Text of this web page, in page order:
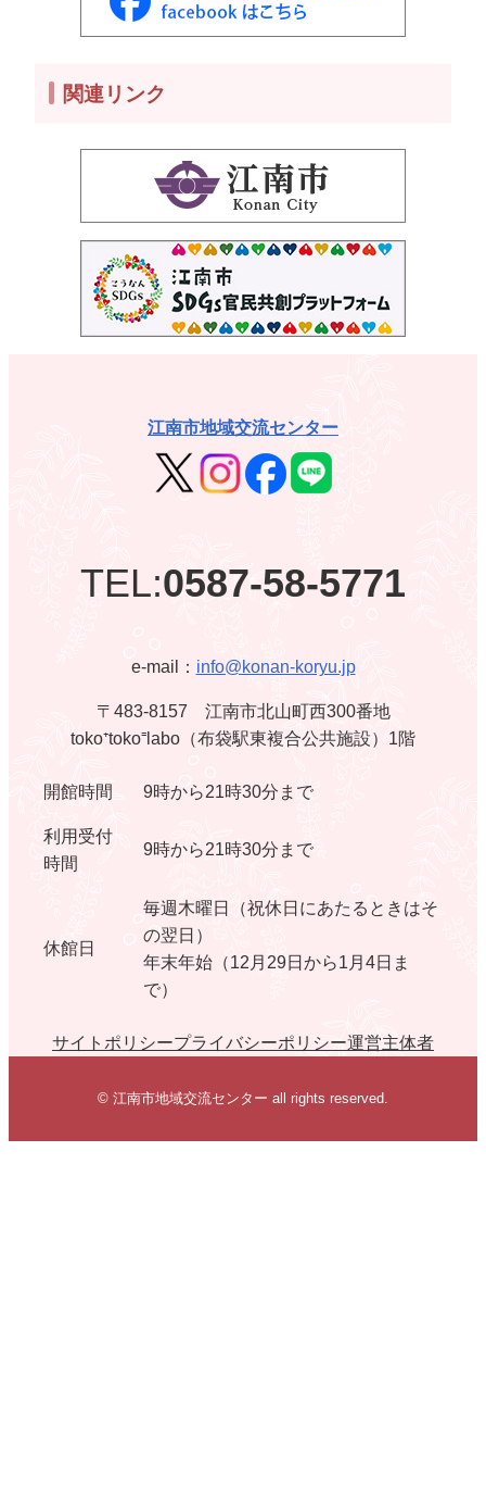
関連リンク
江南市地域交流センター
TEL:0587-58-5771
e-mail： info@konan-koryu.jp
〒483-8157 江南市北山町西300番地
toko⁺toko⁼labo（布袋駅東複合公共施設）1階
開館時間 9時から21時30分まで
利用受付
時間
9時から21時30分まで
休館日
毎週木曜日（祝休日にあたるときはそ
の翌日）
年末年始（12月29日から1月4日ま
で）
サイトポリシープライバシーポリシー運営主体者
© 江南市地域交流センター all rights reserved.